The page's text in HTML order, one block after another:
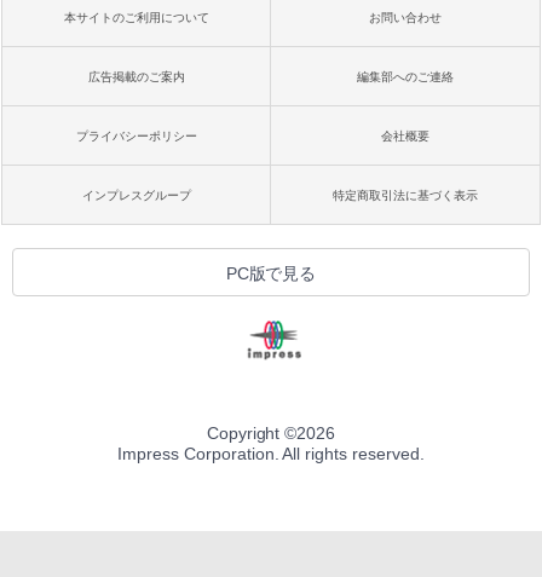
本サイトのご利用について お問い合わせ
広告掲載のご案内 編集部へのご連絡
プライバシーポリシー 会社概要
インプレスグループ 特定商取引法に基づく表示
PC版で見る
Copyright ©2026
Impress Corporation. All rights reserved.